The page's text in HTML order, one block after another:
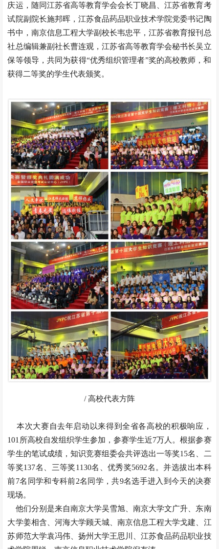
庆运，随同江苏省高等教育学会会长丁晓昌、江苏省教育考
试院副院长施邦晖，江苏食品药品职业技术学院党委书记陶
书中，南京信息工程大学副校长韦忠平，江苏省教育报刊总
社总编辑兼副社长曹连观，江苏省高等教育学会秘书长吴立
保等领导，共同为获得“优秀组织管理者”奖的高校教师，和
获得二等奖的学生代表颁奖。
/ 高校代表方阵
本次大赛自去年启动以来得到全省各高校的积极响应，
101所高校自发组织学生参加，参赛学生近7万人。根据参赛
学生的笔试成绩，知识竞赛组委会共评选出一等奖15名、二
等奖137名、三等奖1130名、优秀奖5692名。并选拔出本科
前7名同学和专科前2名同学，共9名选手进入到今天的决赛
现场。
他们分别是来自南京大学吴雪旭、南京大学文广升、东南
大学姜相含、河海大学顾天城、南京信息工程大学戈建、江
苏师范大学袁冯伟、扬州大学王思川、江苏食品药品职业技